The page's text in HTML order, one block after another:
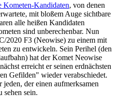
Kometen-Kandidaten, von denen
mit bloßem Auge sichtbare
alle heißen Kandidaten
sind unberechenbar. Nun
2020 F3 (Neowise) zu einem mit
zu entwickeln. Sein Perihel (den
hat der Komet Neowise
erreicht er seinen erdnächsten
Gefilden" wieder verabschiedet.
der einen aufmerksamen
sein.